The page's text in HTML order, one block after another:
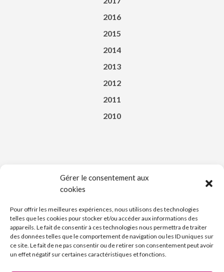
Gérer le consentement aux
cookies
Pour offrir les meilleures expériences, nous utilisons des technologies
telles que les cookies pour stocker et/ou accéder aux informations des
appareils. Le fait de consentir à ces technologies nous permettra de traiter
des données telles que le comportement de navigation ou les ID uniques sur
ce site. Le fait de ne pas consentir ou de retirer son consentement peut avoir
un effet négatif sur certaines caractéristiques et fonctions.
2016
2015
2014
2013
2012
2011
2010
Téléchargez l’appli du Saint-Affricain